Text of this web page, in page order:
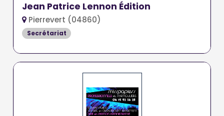
Jean Patrice Lennon Édition
Pierrevert (04860)
Secrétariat